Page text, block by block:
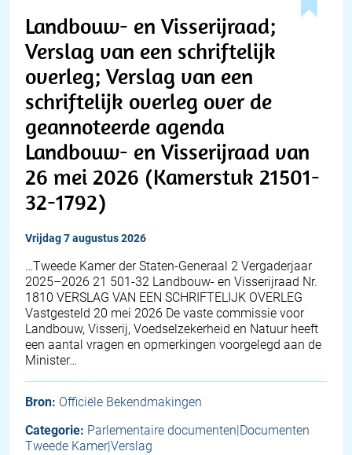
Landbouw- en Visserijraad;
Verslag van een schriftelijk
overleg; Verslag van een
schriftelijk overleg over de
geannoteerde agenda
Landbouw- en Visserijraad van
26 mei 2026 (Kamerstuk 21501-
32-1792)
vrijdag 7 augustus 2026
…Tweede Kamer der Staten-Generaal 2 Vergaderjaar
2025–2026 21 501-32 Landbouw- en Visserijraad Nr.
1810 VERSLAG VAN EEN SCHRIFTELIJK OVERLEG
Vastgesteld 20 mei 2026 De vaste commissie voor
Landbouw, Visserij, Voedselzekerheid en Natuur heeft
een aantal vragen en opmerkingen voorgelegd aan de
Minister…
Bron: Officiële Bekendmakingen
Categorie: Parlementaire documenten|Documenten
Tweede Kamer|Verslag